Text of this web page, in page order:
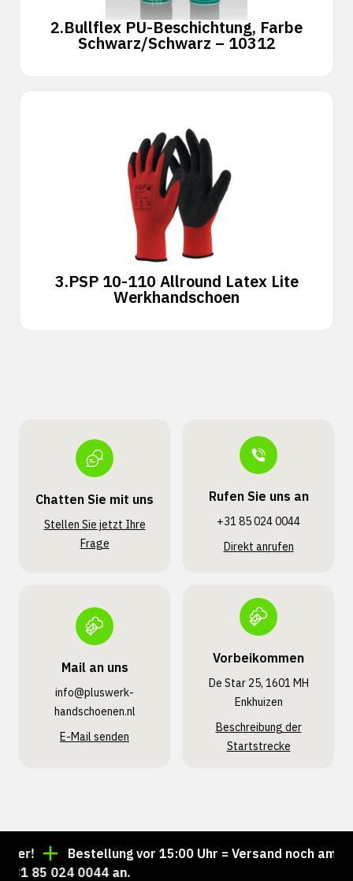
2.Bullflex PU-Beschichtung, Farbe
Schwarz/Schwarz – 10312
3.PSP 10-110 Allround Latex Lite
Werkhandschoen
Chatten Sie mit uns
Stellen Sie jetzt Ihre
Frage
Rufen Sie uns an
+31 85 024 0044
Direkt anrufen
Mail an uns
info@pluswerk­
handschoenen.nl
E-Mail senden
Vorbeikommen
De Star 25, 1601 MH
Enkhuizen
Beschreibung der
Startstrecke
Bestellung vor 15:00 Uhr = Versand noch am
85 024 0044 an.